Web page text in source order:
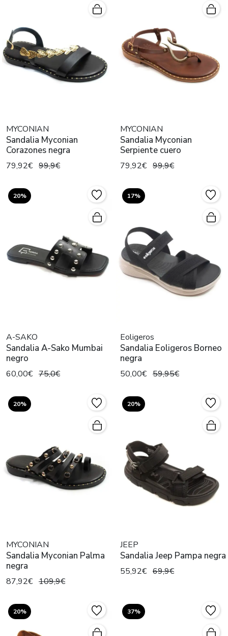
MYCONIAN
Sandalia Myconian
Corazones negra
79,92€ 99,9€
MYCONIAN
Sandalia Myconian
Serpiente cuero
79,92€ 99,9€
20%
A-SAKO
Sandalia A-Sako Mumbai
negro
60,00€ 75,0€
17%
Eoligeros
Sandalia Eoligeros Borneo
negra
50,00€ 59,95€
20%
MYCONIAN
Sandalia Myconian Palma
negra
87,92€ 109,9€
20%
JEEP
Sandalia Jeep Pampa negra
55,92€ 69,9€
20% 37%